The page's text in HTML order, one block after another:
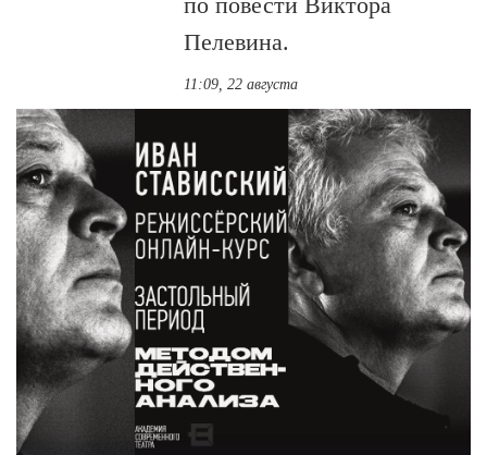
Пелевина.
11:09, 22 августа